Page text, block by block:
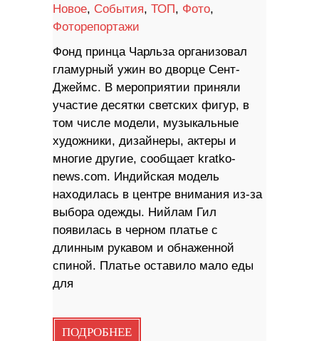
Новое, События, ТОП, Фото,
Фоторепортажи
Фонд принца Чарльза организовал
гламурный ужин во дворце Сент-
Джеймс. В мероприятии приняли
участие десятки светских фигур, в
том числе модели, музыкальные
художники, дизайнеры, актеры и
многие другие, сообщает kratko-
news.com. Индийская модель
находилась в центре внимания из-за
выбора одежды. Нийлам Гил
появилась в черном платье с
длинным рукавом и обнаженной
спиной. Платье оставило мало еды
для
ПОДРОБНЕЕ